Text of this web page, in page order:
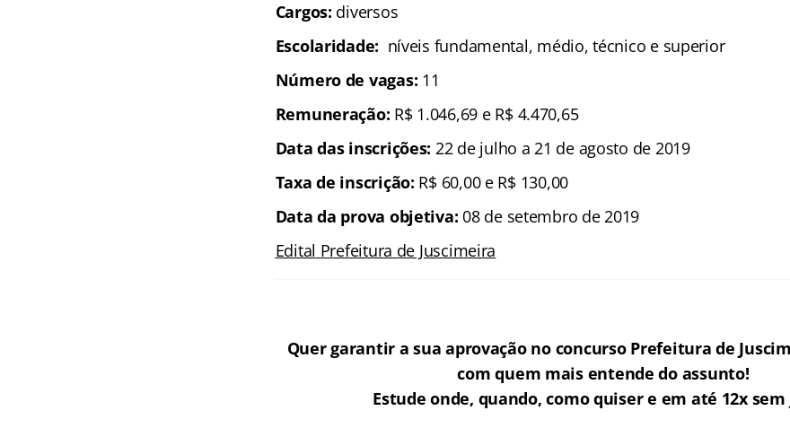
Cargos: diversos
Escolaridade: níveis fundamental, médio, técnico e superior
Número de vagas: 11
Remuneração: R$ 1.046,69 e R$ 4.470,65
Data das inscrições: 22 de julho a 21 de agosto de 2019
Taxa de inscrição: R$ 60,00 e R$ 130,00
Data da prova objetiva: 08 de setembro de 2019
Edital Prefeitura de Juscimeira
Quer garantir a sua aprovação no concurso Prefeitura de
com quem mais entende do assunto!
Estude onde, quando, como quiser e em até 12x